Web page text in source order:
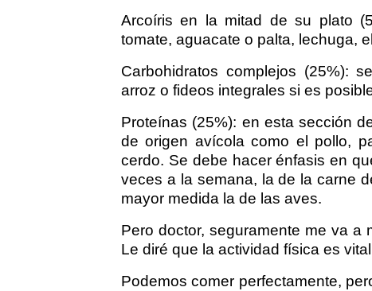
Arcoíris en la mitad de su plato
tomate, aguacate o palta, lechuga,
Carbohidratos complejos (25%):
arroz o fideos integrales si es
Proteínas (25%): en esta sección
de origen avícola como el pollo,
cerdo. Se debe hacer énfasis en
veces a la semana, la de la carne
mayor medida la de las aves.
Pero doctor, seguramente me va a
Le diré que la actividad física es
Podemos comer perfectamente,